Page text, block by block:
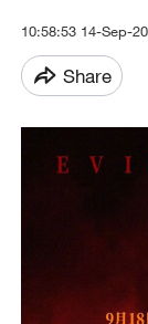
10:58:53 14-Sep-
Share